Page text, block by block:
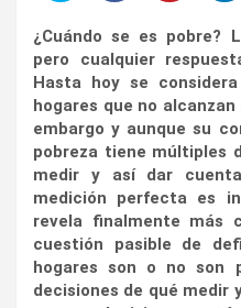
¿Cuándo se es pobre?
pero cualquier
Hasta hoy se
hogares que no
embargo y aunque su
pobreza tiene múltiples
medir y así dar
medición perfecta es
revela finalmente más
cuestión pasible de
hogares son o no son
decisiones de qué medir